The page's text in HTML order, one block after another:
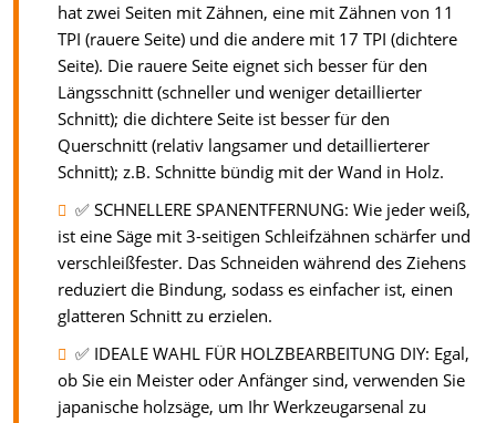
hat zwei Seiten mit Zähnen, eine mit Zähnen von 11
TPI (rauere Seite) und die andere mit 17 TPI (dichtere
Seite). Die rauere Seite eignet sich besser für den
Längsschnitt (schneller und weniger detaillierter
Schnitt); die dichtere Seite ist besser für den
Querschnitt (relativ langsamer und detaillierterer
Schnitt); z.B. Schnitte bündig mit der Wand in Holz.
✅ SCHNELLERE SPANENTFERNUNG: Wie jeder weiß,
ist eine Säge mit 3-seitigen Schleifzähnen schärfer und
verschleißfester. Das Schneiden während des Ziehens
reduziert die Bindung, sodass es einfacher ist, einen
glatteren Schnitt zu erzielen.
✅ IDEALE WAHL FÜR HOLZBEARBEITUNG DIY: Egal,
ob Sie ein Meister oder Anfänger sind, verwenden Sie
japanische holzsäge, um Ihr Werkzeugarsenal zu